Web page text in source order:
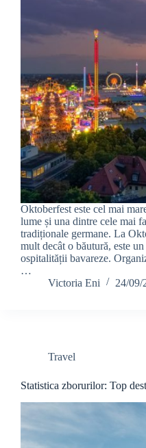
Oktoberfest este cel mai
lume și una dintre cele mai
tradiționale germane. La
mult decât o băutură, este
ospitalității bavareze.
…
Victoria Eni
24/09/
Travel
Statistica zborurilor: Top